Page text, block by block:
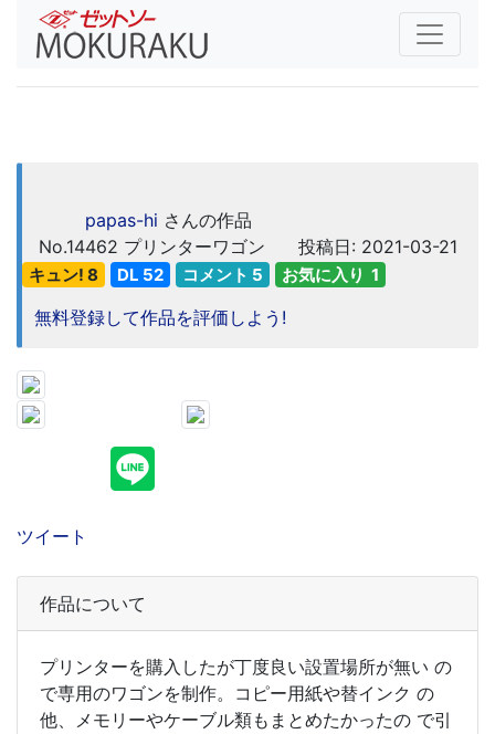
papas-hi さんの作品
No.14462 プリンターワゴン 投稿日: 2021-03-21
キュン! 8 DL 52 コメント 5 お気に入り 1
無料登録して作品を評価しよう!
ツイート
作品について
プリンターを購入したが丁度良い設置場所が無い の
で専用のワゴンを制作。コピー用紙や替インク の
他、メモリーやケーブル類もまとめたかったの で引